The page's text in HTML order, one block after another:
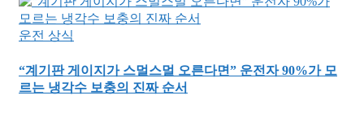
운전 상식
“계기판 게이지가 스멀스멀 오른다면” 운전자 90%가 모
르는 냉각수 보충의 진짜 순서